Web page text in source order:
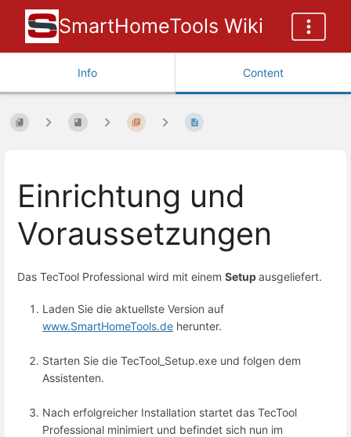
SmartHomeTools Wiki
Info Content
Einrichtung und
Voraussetzungen
Das TecTool Professional wird mit einem Setupausgeliefert.
Laden Sie die aktuellste Version auf
www.SmartHomeTools.de herunter.
Starten Sie die TecTool_Setup.exe und folgen dem
Assistenten.
Nach erfolgreicher Installation startet das TecTool
Professional minimiert und befindet sich nun im